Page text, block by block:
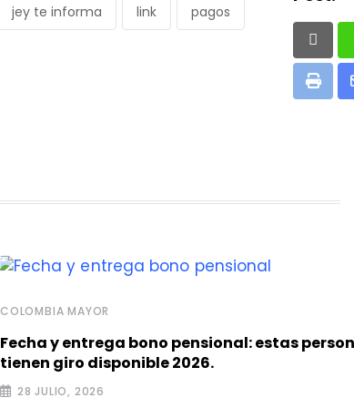
jey te informa link pagos
Print
COLOMBIA MAYOR
Fecha y entrega bono pensional: estas
tienen giro disponible 2026.
28 JULIO, 2026